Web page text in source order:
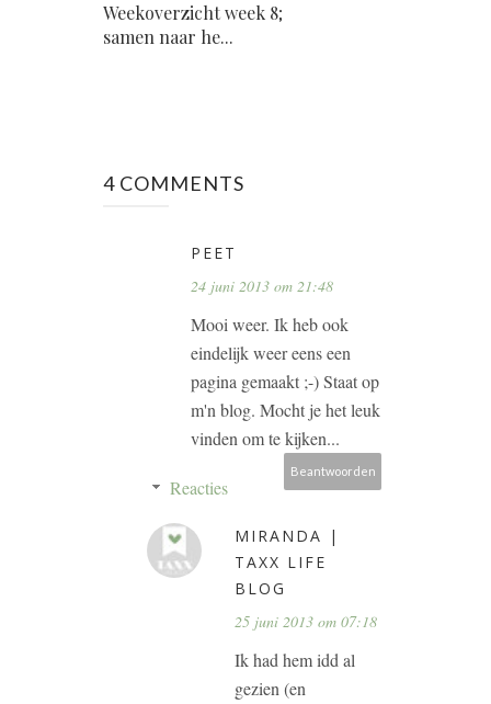
Weekoverzicht week 8;
samen naar he...
4 COMMENTS
PEET
24 juni 2013 om 21:48
Mooi weer. Ik heb ook
eindelijk weer eens een
pagina gemaakt ;-) Staat op
m'n blog. Mocht je het leuk
vinden om te kijken...
Beantwoorden
Reacties
MIRANDA |
TAXX LIFE
BLOG
25 juni 2013 om 07:18
Ik had hem idd al
gezien (en